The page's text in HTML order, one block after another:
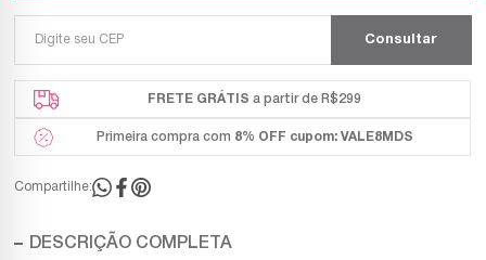
FRETE GRÁTIS a partir de R$299
Primeira compra com 8% OFF cupom: VALE8MDS
Compartilhe:
DESCRIÇÃO COMPLETA